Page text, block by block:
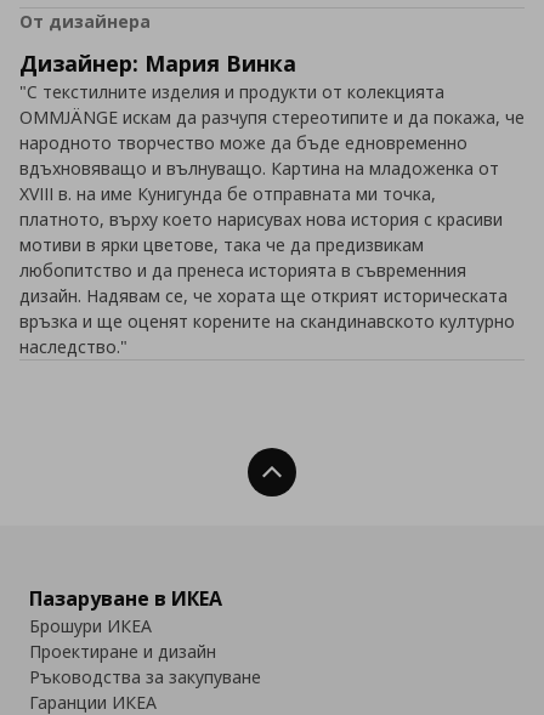
От дизайнера
Дизайнер: Мария Винка
"С текстилните изделия и продукти от колекцията
OMMJÄNGE искам да разчупя стереотипите и да покажа, че
народното творчество може да бъде едновременно
вдъхновяващо и вълнуващо. Картина на младоженка от
XVIII в. на име Кунигунда бе отправната ми точка,
платното, върху което нарисувах нова история с красиви
мотиви в ярки цветове, така че да предизвикам
любопитство и да пренеса историята в съвременния
дизайн. Надявам се, че хората ще открият историческата
връзка и ще оценят корените на скандинавското културно
наследство."
Нагоре
Пазаруване в ИКЕА
Брошури ИКЕА
Проектиране и дизайн
Ръководства за закупуване
Гаранции ИКЕА